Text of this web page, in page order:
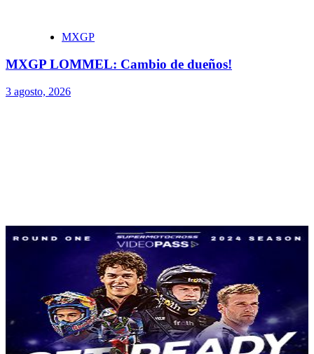
MXGP
MXGP LOMMEL: Cambio de dueños!
3 agosto, 2026